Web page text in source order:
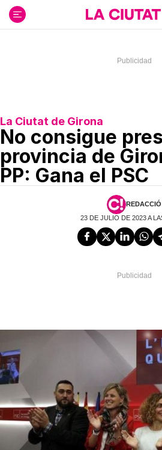
contenido
La Ciutat de Girona
No consigue
provincia de
PP: Gana el PSC
REDACCIÓ
23 DE JULIO DE 2023 A